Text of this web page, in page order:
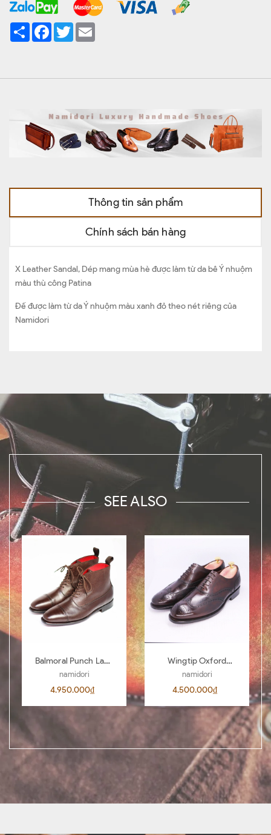
Share Facebook
Twitter
Thông tin sản phẩm
Chính sách bán hàng
X Leather Sandal, Dép mang mùa hè được làm từ da bê Ý nhuộm
màu thù công Patina
Đế được làm từ da Ý nhuộm màu xanh đỏ theo nét riêng của
Namidori
SEE ALSO
Balmoral Punch Lace
Boots BL04
namidori
4.950.000₫
Wingtip Oxford
AL00 D.Brown 442
namidori
4.500.000₫